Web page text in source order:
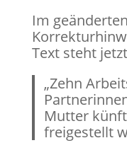
Im
Text steht
„Zehn
Mutter
freigestellt